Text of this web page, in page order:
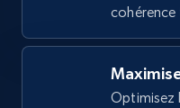
5.6K+ 875+
cohérence
Optimisez